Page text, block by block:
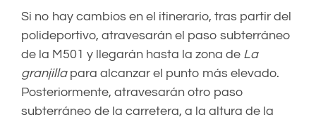
Si no hay cambios en el itinerario, tras partir del
polideportivo, atravesarán el paso subterráneo
de la M501 y llegarán hasta la zona de La
granjillapara alcanzar el punto más elevado.
Posteriormente, atravesarán otro paso
subterráneo de la carretera, a la altura de la